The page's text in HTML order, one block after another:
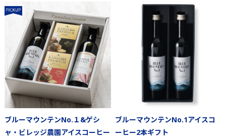
ブルーマウンテンNo.１&ゲシ
ャ・ビレッジ農園アイスコーヒー
ブルーマウンテンNo.1アイスコ
ーヒー2本ギフト